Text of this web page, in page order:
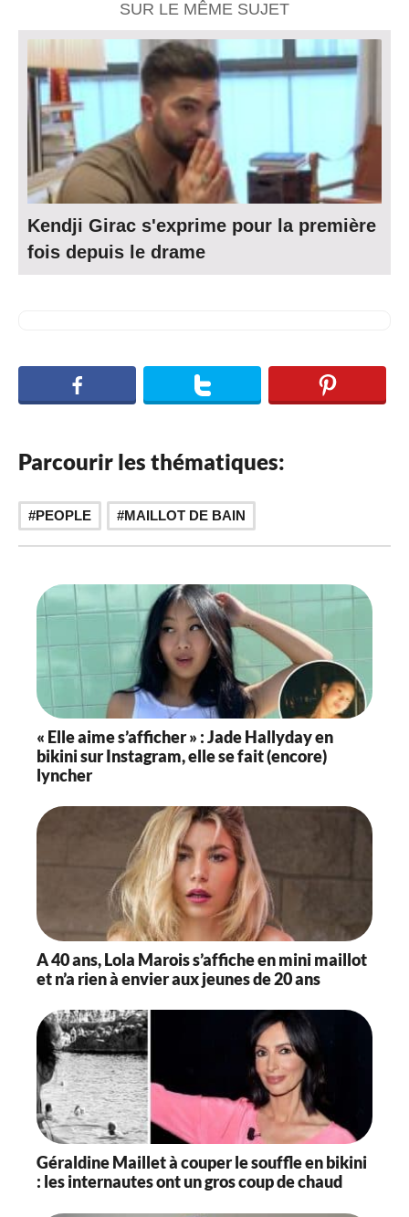
SUR LE MÊME SUJET
Kendji Girac s'exprime pour la première
fois depuis le drame
Parcourir les thématiques:
PEOPLE MAILLOT DE BAIN
« Elle aime s’afficher » : Jade Hallyday en
bikini sur Instagram, elle se fait (encore)
lyncher
A 40 ans, Lola Marois s’affiche en mini maillot
et n’a rien à envier aux jeunes de 20 ans
Géraldine Maillet à couper le souffle en bikini
: les internautes ont un gros coup de chaud